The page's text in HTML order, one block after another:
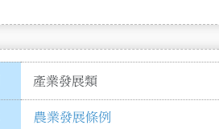
產業發展類
農業發展條例